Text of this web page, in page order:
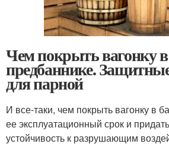
Чем покрыть вагонку в
предбаннике.
для парной
И все-таки, чем покрыть вагонку в
ее эксплуатационный срок и
устойчивость к разрушающим